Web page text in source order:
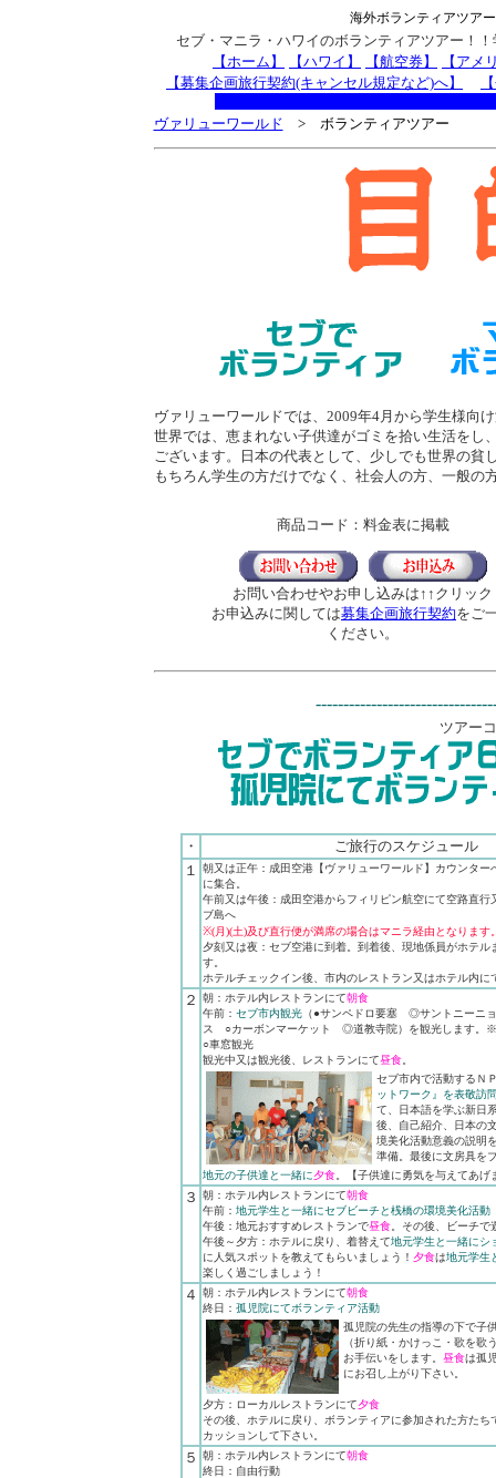
海外ボランティアツア
セブ・マニラ・ハワイのボランティアツアー！
【ホーム】
【ハワイ】 【航空券】
【アメ
【募集企画旅行契約(キャンセル規定など)へ】
ヴァリューワールド > ボランティアツアー
ヴァリューワールドでは、2009年4月から学生様向
世界では、恵まれない子供達がゴミを拾い生活をし
ございます。日本の代表として、 少しでも世界の貧
もちろん学生の方だけでなく、社会人の方、一般
商品コード：料金表に掲載
お問い合わせやお申し込みは↑↑クリック
お申込みに関しては募集企画旅行契約をご
ください。
ツアー
・ ご旅行のスケジュール
１
朝又は正午：成田空港【ヴァリューワールド】カウンター
に集合。
午前又は午後：成田空港からフィリピン航空にて空路直行
ブ島へ
※(月)(土)及び直行便が満席の場合はマニラ経由となります
夕刻又は夜：セブ空港に到着。到着後、現地係員がホテル
す。
ホテルチェックイン後、市内のレストラン又はホテル内に
２ 朝：ホテル内レストランにて朝食
午前： セブ市内観光 （●サンペドロ要塞 ◎サントニーニ
ス ○カーボンマーケット ◎道教寺院）を観光します。
○車窓観光
観光中又は観光後、レストランにて昼食
セブ市内で活動するＮ
ットワーク』を表敬訪
て、日本語を学ぶ新日
後、自己紹介、日本の
境美化活動意義の説明
準備。最後に文房具を
地元の子供達と一緒に夕食 。【子供達に勇気を与えてあげ
３ 朝：ホテル内レストランにて朝食
午前： 地元学生と一緒にセブビーチと桟橋の環境美化活動
午後：地元おすすめレストランで昼食 。その後、ビーチ
午後～夕方：ホテルに戻り、着替えて地元学生と一緒にシ
に人気スポットを教えてもらいましょう！ 夕食は地元学生
楽しく過ごしましょう！
４ 朝：ホテル内レストランにて朝食
終日： 孤児院にてボランティア活動
孤児院の先生の指導の下で子
（折り紙・かけっこ・歌を歌
お手伝いをします。 昼食は孤
にお召し上がり下さい。
夕方：ローカルレストランにて夕食
その後、ホテルに戻り、ボランティアに参加された方たち
カッションして下さい。
５ 朝：ホテル内レストランにて朝食
終日：自由行動